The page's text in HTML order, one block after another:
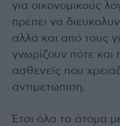
για οικονομικούς
πρέπει να
αλλά και από τους
γνωρίζουν πότε
ασθενείς που
αντιμετώπιση.
Έτσι όλα τα άτομα